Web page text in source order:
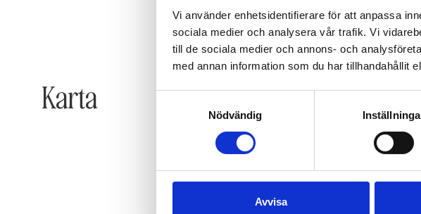
Vi använder enhetsidentifierare för att anpassa
sociala medier och analysera vår trafik. Vi
till de sociala medier och annons- och
med annan information som du har tillhandahållit
Nödvändig
Avvisa
Karta